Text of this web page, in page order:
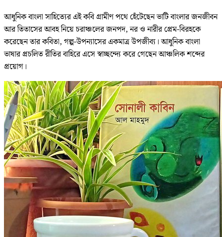
আধুনিক বাংলা সাহিত্যের এই কবি গ্রামীণ পথে হেঁটেছেন ভাটি বাংলার জনজীবন
আর তিতাসের আবহ নিয়ে চরাঞ্চলের জনপদ, নর ও নারীর প্রেম-বিরহকে
করেছেন তার কবিতা, গল্প-উপন্যাসের একমাত্র উপজীব্য। আধুনিক বাংলা
ভাষার প্রচলিত রীতির বাহিরে এসে স্বাচ্ছন্দ্যে করে গেছেন আঞ্চলিক শব্দের
প্রয়োগ।